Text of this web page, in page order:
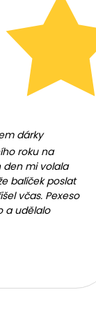
dárky
roku na
den mi volala
balíček poslat
včas. Pexeso
a udělalo